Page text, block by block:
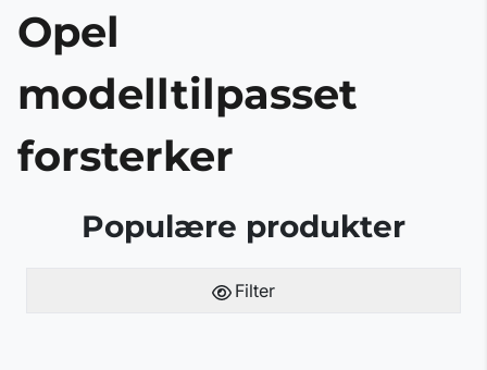
Opel
modelltilpasset
forsterker
Populære produkter
Filter